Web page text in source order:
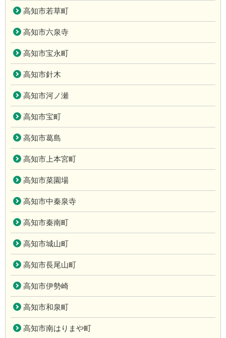
高知市若草町
高知市六泉寺
高知市宝永町
高知市針木
高知市河ノ瀬
高知市宝町
高知市葛島
高知市上本宮町
高知市菜園場
高知市中秦泉寺
高知市秦南町
高知市城山町
高知市長尾山町
高知市伊勢崎
高知市和泉町
高知市南はりまや町